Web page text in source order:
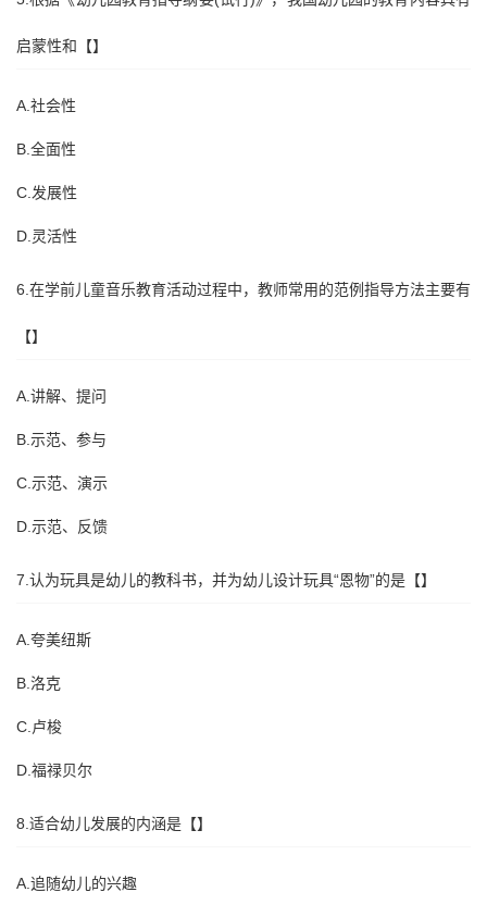
启蒙性和【】
A.社会性
B.全面性
C.发展性
D.灵活性
6.在学前儿童音乐教育活动过程中，教师常用的范例指导方法主要有
【】
A.讲解、提问
B.示范、参与
C.示范、演示
D.示范、反馈
7.认为玩具是幼儿的教科书，并为幼儿设计玩具“恩物”的是【】
A.夸美纽斯
B.洛克
C.卢梭
D.福禄贝尔
8.适合幼儿发展的内涵是【】
A.追随幼儿的兴趣